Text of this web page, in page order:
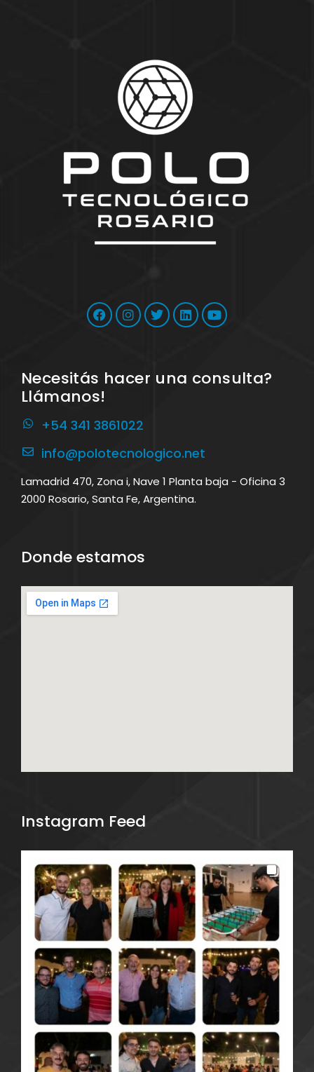
Necesitás hacer una consulta?
Llámanos!
+54 341 3861022
info@polotecnologico.net
Lamadrid 470, Zona i, Nave 1 Planta baja - Oficina 3
2000 Rosario, Santa Fe, Argentina.
Donde estamos
Instagram Feed